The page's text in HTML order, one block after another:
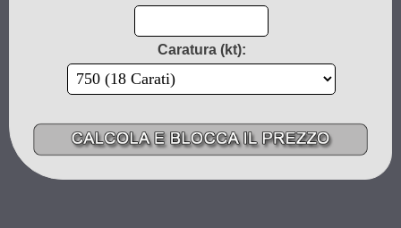
Caratura (kt):